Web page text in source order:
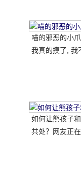
喵的邪恶的小
我真的摸了, 我
如何让熊孩子
共处？网友正